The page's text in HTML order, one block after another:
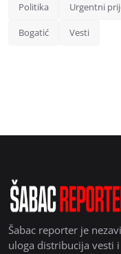
Politika Urgentni
Bogatić Vesti
Šabac reporter je
uloga distribucija vesti